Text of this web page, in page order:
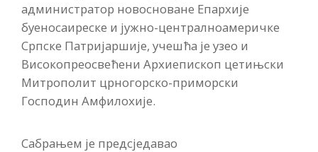
администратор новосноване Епархије
буеносаиреске и јужно-централноамеричке
Српске Патријаршије, учешћа је узео и
Високопреосвећени Архиепископ цетињски
Митрополит црногорско-приморски
Господин Амфилохије.
Сабрањем је предсједавао